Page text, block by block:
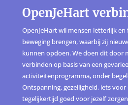
OpenJeHart
OpenJeHart wil mensen letterlijk
beweging brengen, waarbij zij
kunnen opdoen. We doen dit door
verbinden op basis van een
activiteitenprogramma, onder
Ontspanning, gezelligheid, iets voor
tegelijkertijd goed voor jezelf